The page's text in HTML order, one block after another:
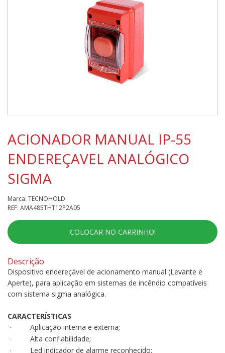
ACIONADOR MANUAL IP-55
ENDEREÇAVEL ANALÓGICO
SIGMA
Marca: TECNOHOLD
REF: AMA485THT12P2A05
COLOCAR NO CARRINHO!
Descrição
Dispositivo endereçável de acionamento manual (Levante e
Aperte), para aplicação em sistemas de incêndio compatíveis
com sistema sigma analógica.
CARACTERÍSTICAS
· Aplicação interna e externa;
· Alta confiabilidade;
· Led indicador de alarme reconhecido;